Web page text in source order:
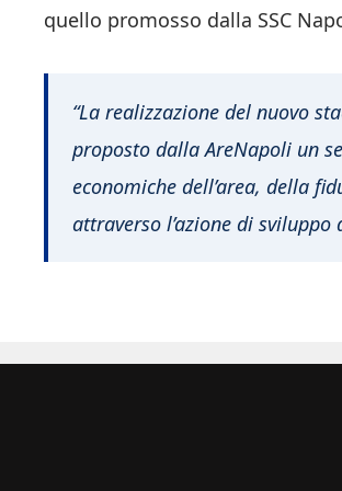
quello promosso dalla SSC
“La realizzazione del nuovo
proposto dalla AreNapoli un
economiche dell’area, della
attraverso l’azione di